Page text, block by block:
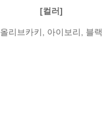
[컬러]
올리브카키, 아이보리, 블랙